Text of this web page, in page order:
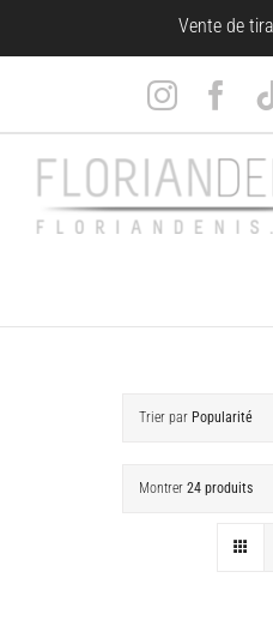
Vente de
au
Trier par Popularité
Montrer 24 produits